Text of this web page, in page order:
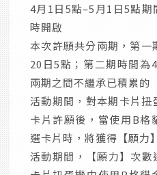
4月1日5點–5月1日5點期
時開啟
本次許願共分兩期，第
20日5點；第二期時間為
兩期之間不繼承已積累的
活動期間，對本期卡片
卡片許願後，當使用B格
選卡片時，將獲得【願力
活動期間，【願力】次